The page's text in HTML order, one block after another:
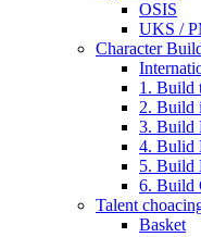
OSIS
UKS /
Character
1. Build
2. Build
3. Build
4. Bulid
5. Build
6. Build
Talent
Basket